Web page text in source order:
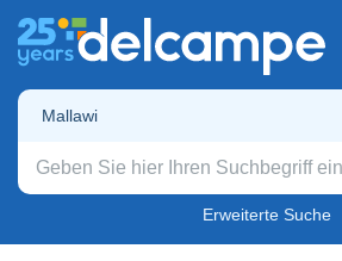
Mallawi
Erweiterte Suche